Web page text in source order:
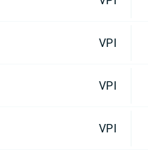
VPI
VPI
VPI